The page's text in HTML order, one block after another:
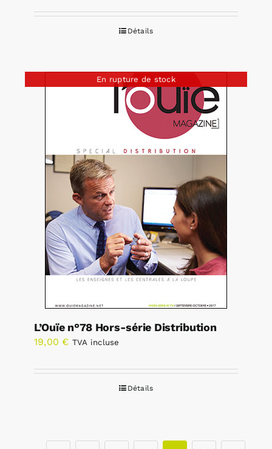
Détails
En rupture de stock
L’Ouïe n°78 Hors-série Distribution
19,00 € TVA incluse
Détails